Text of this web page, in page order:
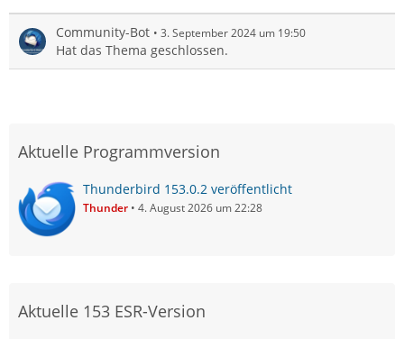
Community-Bot 3. September 2024 um 19:50
Hat das Thema geschlossen.
Aktuelle Programmversion
Thunderbird 153.0.2 veröffentlicht
Thunder 4. August 2026 um 22:28
Aktuelle 153 ESR-Version